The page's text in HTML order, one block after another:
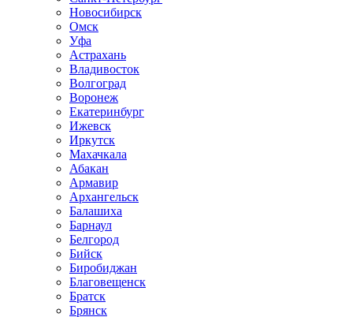
Новосибирск
Омск
Уфа
Астрахань
Владивосток
Волгоград
Воронеж
Екатеринбург
Ижевск
Иркутск
Махачкала
Абакан
Армавир
Архангельск
Балашиха
Барнаул
Белгород
Бийск
Биробиджан
Благовещенск
Братск
Брянск